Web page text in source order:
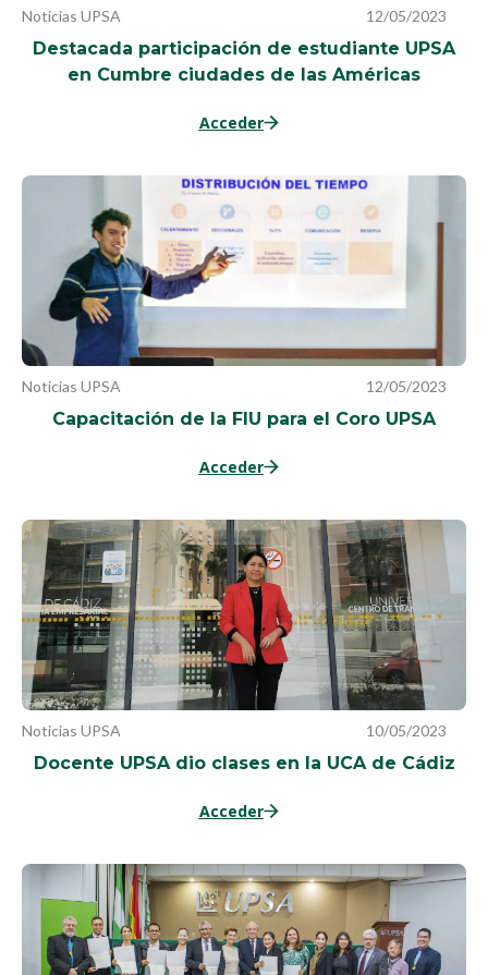
Noticias UPSA 12/05/2023
Destacada participación de estudiante UPSA
en Cumbre ciudades de las Américas
Acceder
Noticias UPSA 12/05/2023
Capacitación de la FIU para el Coro UPSA
Acceder
Noticias UPSA 10/05/2023
Docente UPSA dio clases en la UCA de Cádiz
Acceder